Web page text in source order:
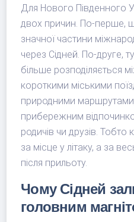
Для Нового Південного
двох причин. По-перше,
значної частини
через Сідней. По-друге,
більше розподіляється
короткими міськими
природними
прибережним
родичів чи друзів.
за місце у літаку, а за
після прильоту.
Чому Сідней
головним